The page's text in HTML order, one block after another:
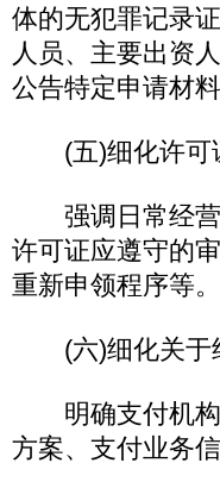
体的无犯罪记录
人员、主要出资
公告特定申请材料
(五)细化许可
强调日常经营
许可证应遵守的
重新申领程序等。
(六)细化关于终
明确支付机构
方案、支付业务